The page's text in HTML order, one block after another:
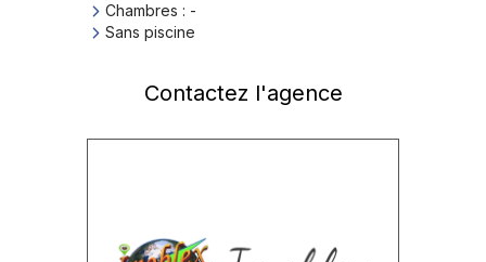
Chambres : -
Sans piscine
Contactez l'agence